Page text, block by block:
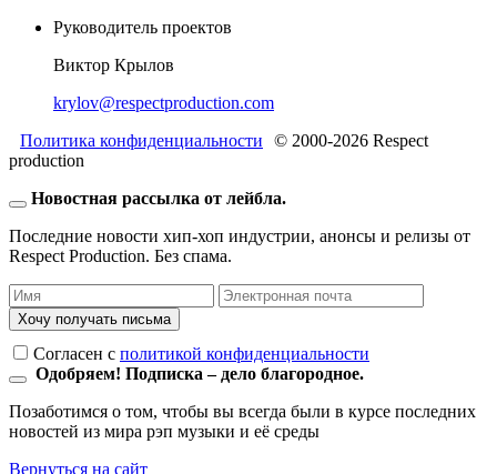
Руководитель проектов
Виктор Крылов
krylov@respectproduction.com
Политика конфиденциальности
© 2000-2026 Respect
production
Новостная рассылка от лейбла.
Последние новости хип-хоп индустрии, анонсы и релизы от
Respect Production. Без спама.
Хочу получать письма
Согласен c политикой конфиденциальности
Одобряем! Подписка – дело благородное.
Позаботимся о том, чтобы вы всегда были в курсе последних
новостей из мира рэп музыки и её среды
Вернуться на сайт